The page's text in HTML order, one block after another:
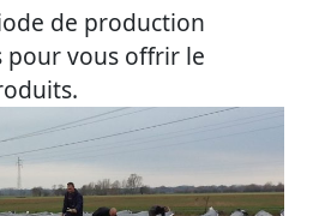
de production
vous offrir le